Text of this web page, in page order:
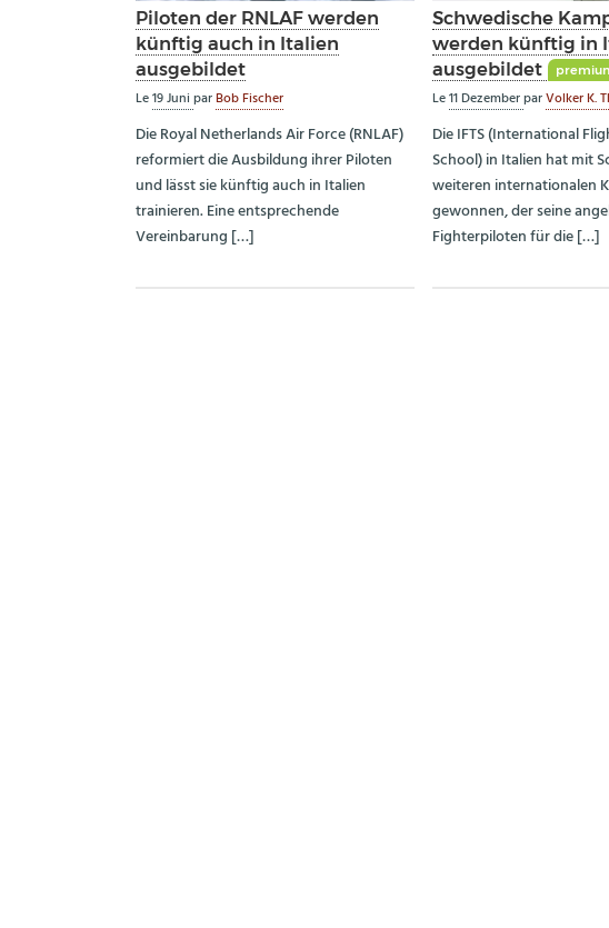
Piloten der RNLAF werden
künftig auch in Italien
ausgebildet
Le19 Juni parBob Fischer
Die Royal Netherlands Air Force (RNLAF)
reformiert die Ausbildung ihrer Piloten
und lässt sie künftig auch in Italien
trainieren. Eine entsprechende
Vereinbarung […]
Schwedische
werden künftig in
ausgebildet
Le11 DezemberparVolker K.
Die IFTS (International
School) in Italien hat mit
weiteren internationalen
gewonnen, der seine
Fighterpiloten für die […]